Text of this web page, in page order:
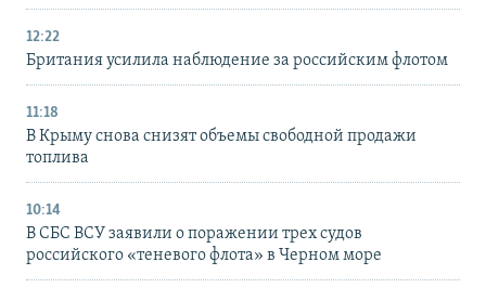
12:22
Британия усилила наблюдение за российским флотом
11:18
В Крыму снова снизят объемы свободной продажи
топлива
10:14
В СБС ВСУ заявили о поражении трех судов
российского «теневого флота» в Черном море